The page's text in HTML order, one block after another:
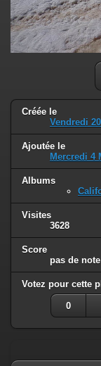
Créée le
Vendredi
Ajoutée le
Mercredi 4
Albums
Visites
3628
Score
pas de note
Votez pour cette
0